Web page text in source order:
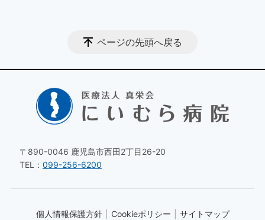
ページの先頭へ戻る
〒890-0046 鹿児島市西田2丁目26-20
TEL： 099-256-6200
個人情報保護方針 Cookieポリシー サイトマップ